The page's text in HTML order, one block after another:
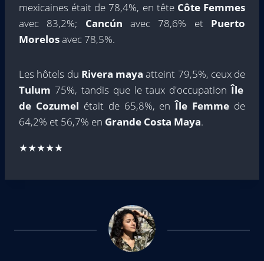
mexicaines était de 78,4%, en tête Côte Femmes
avec 83,2%; Cancún avec 78,6% et Puerto
Morelosavec 78,5%.
Les hôtels du Rivera maya atteint 79,5%, ceux de
Tulum 75%, tandis que le taux d'occupationÎle
de Cozumel était de 65,8%, en Île Femme de
64,2% et 56,7% en Grande Costa Maya.
★★★★★